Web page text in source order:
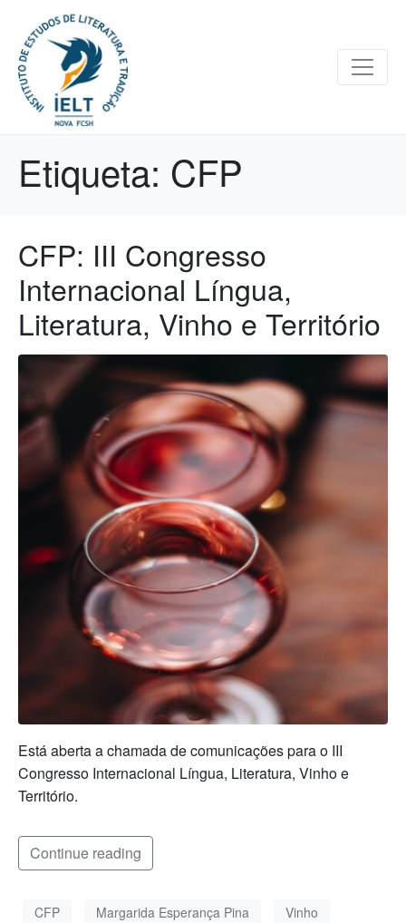
Etiqueta: CFP
CFP: III Congresso
Internacional Língua,
Literatura, Vinho e Território
Está aberta a chamada de comunicações para o III
Congresso Internacional Língua, Literatura, Vinho e
Território.
Continue reading
CFP Margarida Esperança Pina Vinho